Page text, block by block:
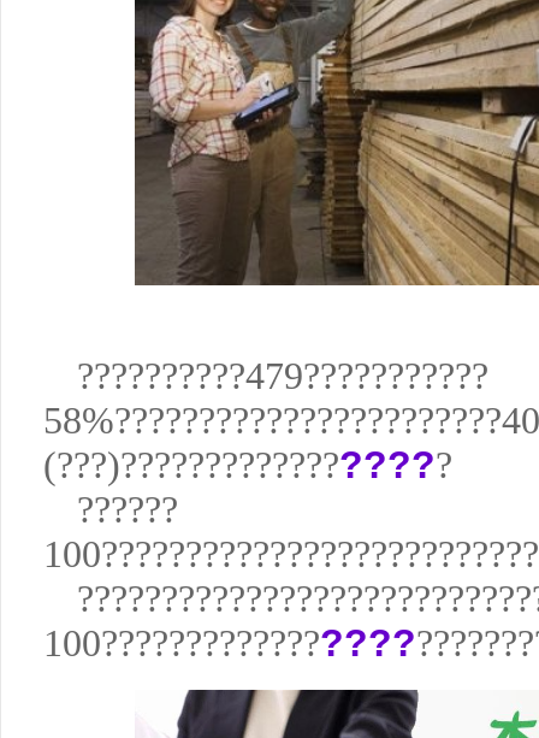
??????????479???????????
(???)??????????????????
??????
100?????????????????